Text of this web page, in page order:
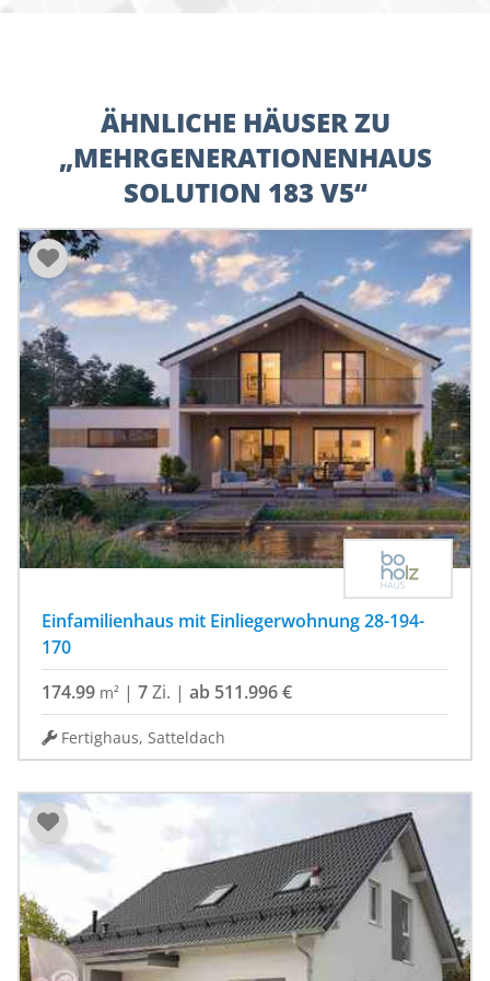
ÄHNLICHE HÄUSER ZU
„MEHRGENERATIONENHAUS
SOLUTION 183 V5“
Einfamilienhaus mit Einliegerwohnung 28-194-
170
174.99 m² | 7Zi. | ab 511.996 €
Fertighaus, Satteldach